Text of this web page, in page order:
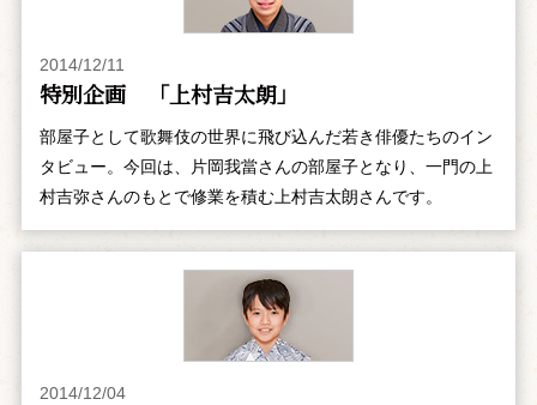
2014/12/11
特別企画 「上村吉太朗」
部屋子として歌舞伎の世界に飛び込んだ若き俳優たちのイン
タビュー。今回は、片岡我當さんの部屋子となり、一門の上
村吉弥さんのもとで修業を積む上村吉太朗さんです。
2014/12/04